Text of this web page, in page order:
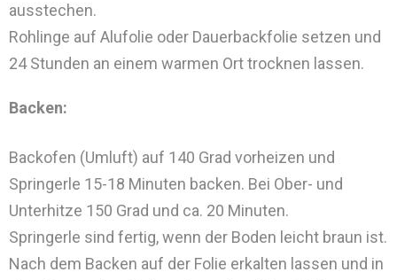
ausstechen.
Rohlinge auf Alufolie oder Dauerbackfolie setzen und
24 Stunden an einem warmen Ort trocknen lassen.
Backen:
Backofen (Umluft) auf 140 Grad vorheizen und
Springerle 15-18 Minuten backen. Bei Ober- und
Unterhitze 150 Grad und ca. 20 Minuten.
Springerle sind fertig, wenn der Boden leicht braun ist.
Nach dem Backen auf der Folie erkalten lassen und in